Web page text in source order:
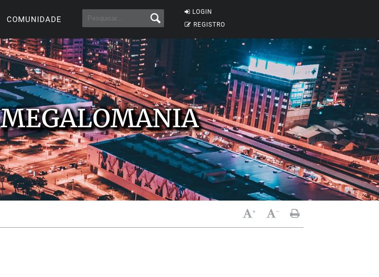
LOGIN
REGISTRO
COMUNIDADE
MEGALOMANIA
+ -